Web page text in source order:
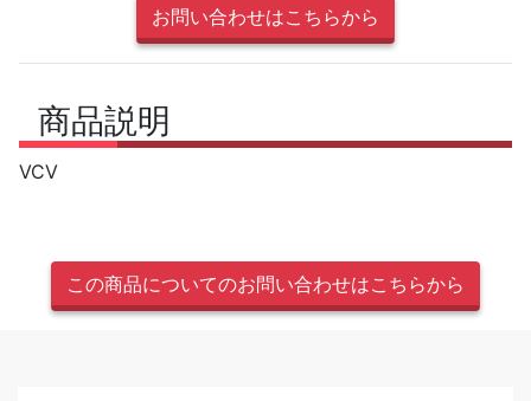
お問い合わせはこちらから
商品説明
VCV
この商品についてのお問い合わせはこちらから